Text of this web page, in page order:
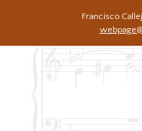
Francisco